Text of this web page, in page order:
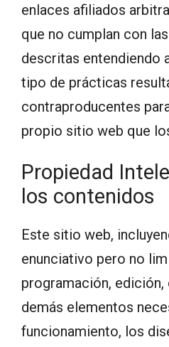
enlaces afiliados
que no cumplan con
descritas entendiendo
tipo de prácticas
contraproducentes
propio sitio web que
Propiedad
los contenidos
Este sitio web,
enunciativo pero no
programación,
demás elementos
funcionamiento, los